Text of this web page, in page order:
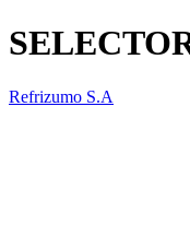
Refrizumo S.A